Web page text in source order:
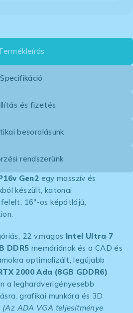
Specifikáció
és fizetés
besorolásunk
rendszerünk
Gen2 egy masszív és
készült, katonai
16″-os képátlójú,
22 v.magos Intel Ultra 7
DDR5 memóriának és a CAD és
optimalizált, legújabb
2000 Ada (8GB GDDR6)
a leghardverigényesebb
grafikai munkára és 3D
(Az ADA VGA teljesítménye